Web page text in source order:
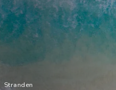
Stranden